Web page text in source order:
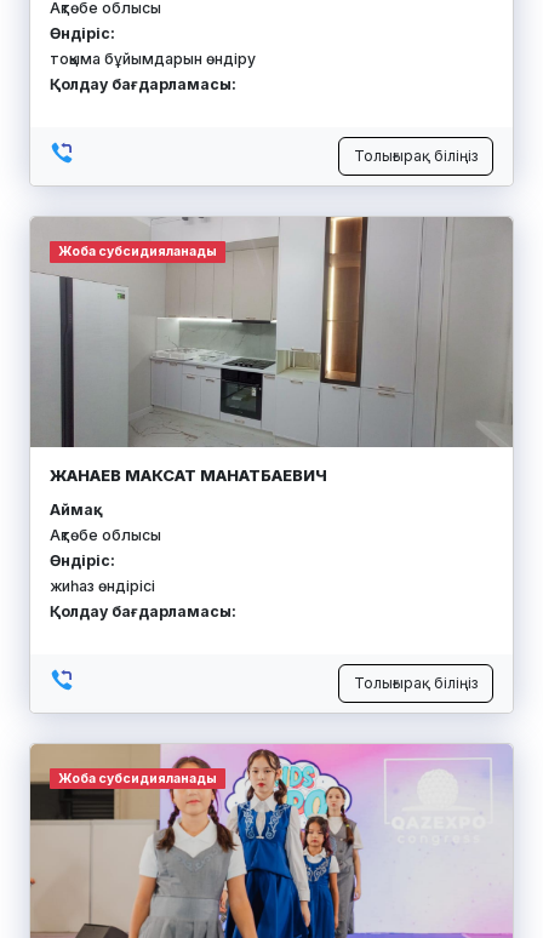
Ақтөбе облысы
Өндіріс:
тоқыма бұйымдарын өндіру
Қолдау бағдарламасы:
Толығырақ біліңіз
Жоба субсидияланады
ЖАНАЕВ МАКСАТ МАНАТБАЕВИЧ
Аймақ:
Ақтөбе облысы
Өндіріс:
жиһаз өндірісі
Қолдау бағдарламасы:
Толығырақ біліңіз
Жоба субсидияланады